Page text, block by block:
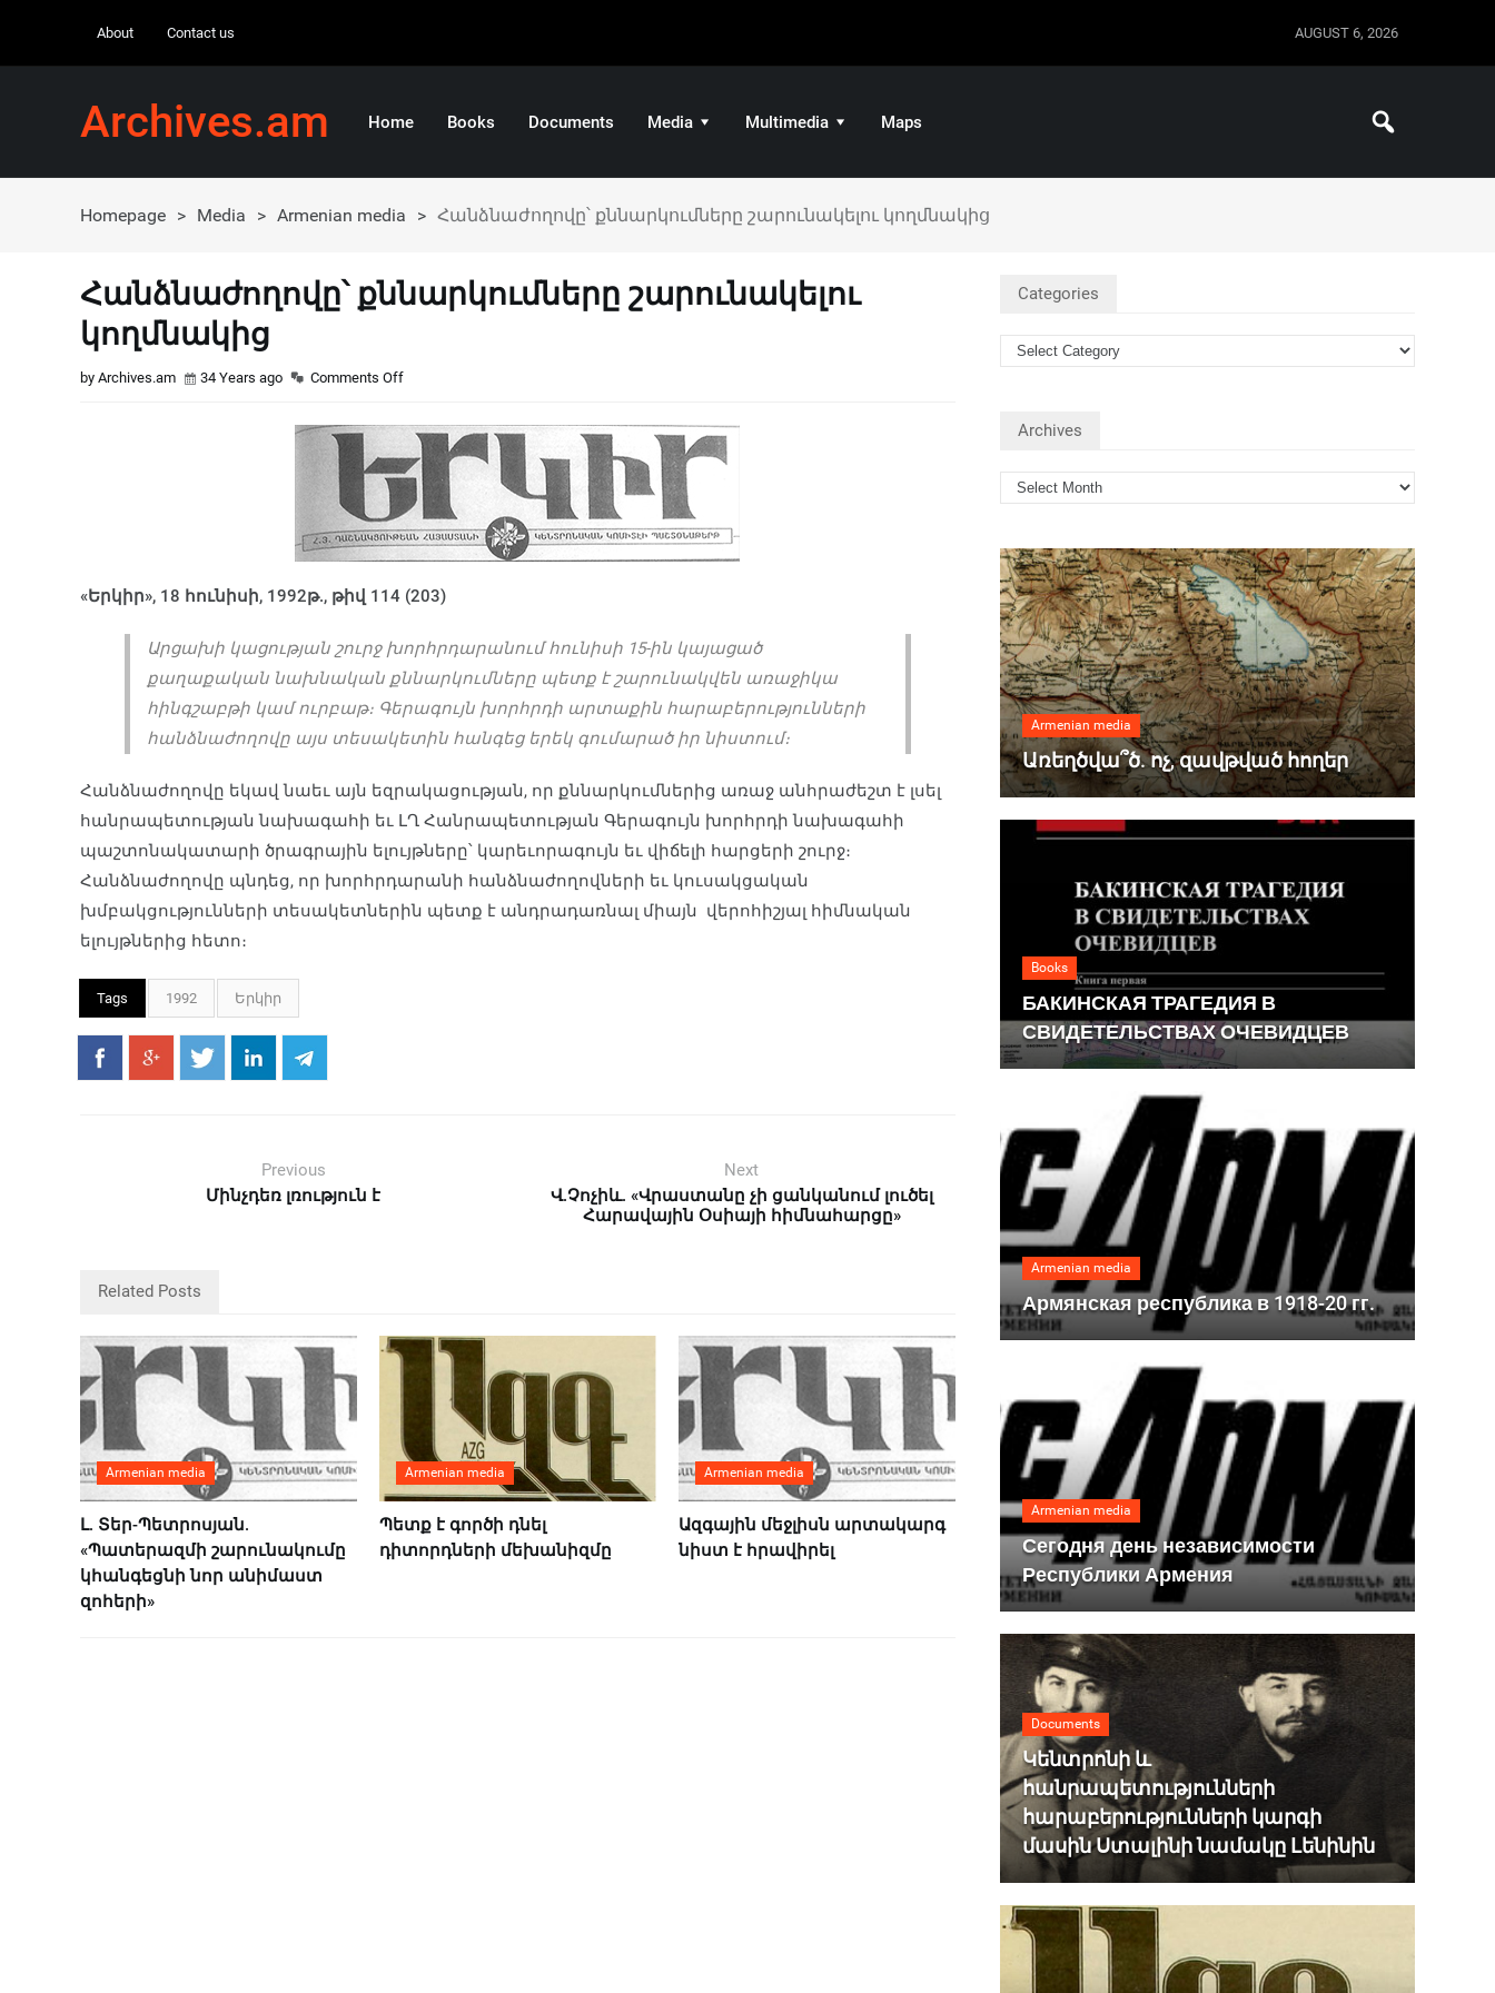
About Contact us AUGUST 6, 2026
Archives.am Home Books Documents Media Multimedia Maps
Homepage > Media > Armenian media > Հանձնաժողովը՝ քննարկումները շարունակելու կողմնակից
Հանձնաժողովը՝ քննարկումները շարունակելու
կողմնակից
by Archives.am 34 Years ago Comments Off
«Երկիր», 18 հունիսի, 1992թ., թիվ 114 (203)
Արցախի կացության շուրջ խորհրդարանում հունիսի 15-ին կայացած
քաղաքական նախնական քննարկումները պետք է շարունակվեն առաջիկա
հինգշաբթի կամ ուրբաթ։ Գերագույն խորհրդի արտաքին հարաբերությունների
հանձնաժողովը այս տեսակետին հանգեց երեկ գումարած իր նիստում։
Հանձնաժողովը եկավ նաեւ այն եզրակացության, որ քննարկումներից առաջ անհրաժեշտ է լսել
հանրապետության նախագահի եւ ԼՂ Հանրապետության Գերագույն խորհրդի նախագահի
պաշտոնակատարի ծրագրային ելույթները՝ կարեւորագույն եւ վիճելի հարցերի շուրջ։
Հանձնաժողովը պնդեց, որ խորհրդարանի հանձնաժողովների եւ կուսակցական
խմբակցությունների տեսակետներին պետք է անդրադառնալ միայն վերոհիշյալ հիմնական
ելույթներից հետո։
Tags 1992 Երկիր
Previous
Մինչդեռ լռություն է
Next
Վ.Չոչիև. «Վրաստանը չի ցանկանում լուծել
Հարավային Օսիայի հիմնահարցը»
Related Posts
Armenian media
Լ. Տեր-Պետրոսյան.
«Պատերազմի շարունակումը
կհանգեցնի նոր անիմաստ
զոհերի»
Armenian media
Պետք է գործի դնել
դիտորդների մեխանիզմը
Armenian media
Ազգային մեջլիսն արտակարգ
նիստ է հրավիրել
Categories
Archives
Armenian media
Առեղծվա՞ծ. ոչ, զավթված հողեր
Books
БАКИНСКАЯ ТРАГЕДИЯ В
СВИДЕТЕЛЬСТВАХ ОЧЕВИДЦЕВ
Armenian media
Армянская республика в 1918-20 гг.
Armenian media
Сегодня день независимости
Республики Армения
Documents
Կենտրոնի և
հանրապետությունների
հարաբերությունների կարգի
մասին Ստալինի նամակը Լենինին